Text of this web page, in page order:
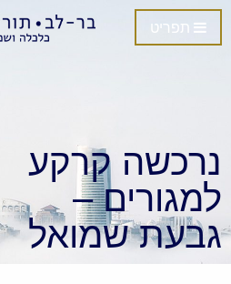
נרכשה קרקע
למגורים –
גבעת שמואל